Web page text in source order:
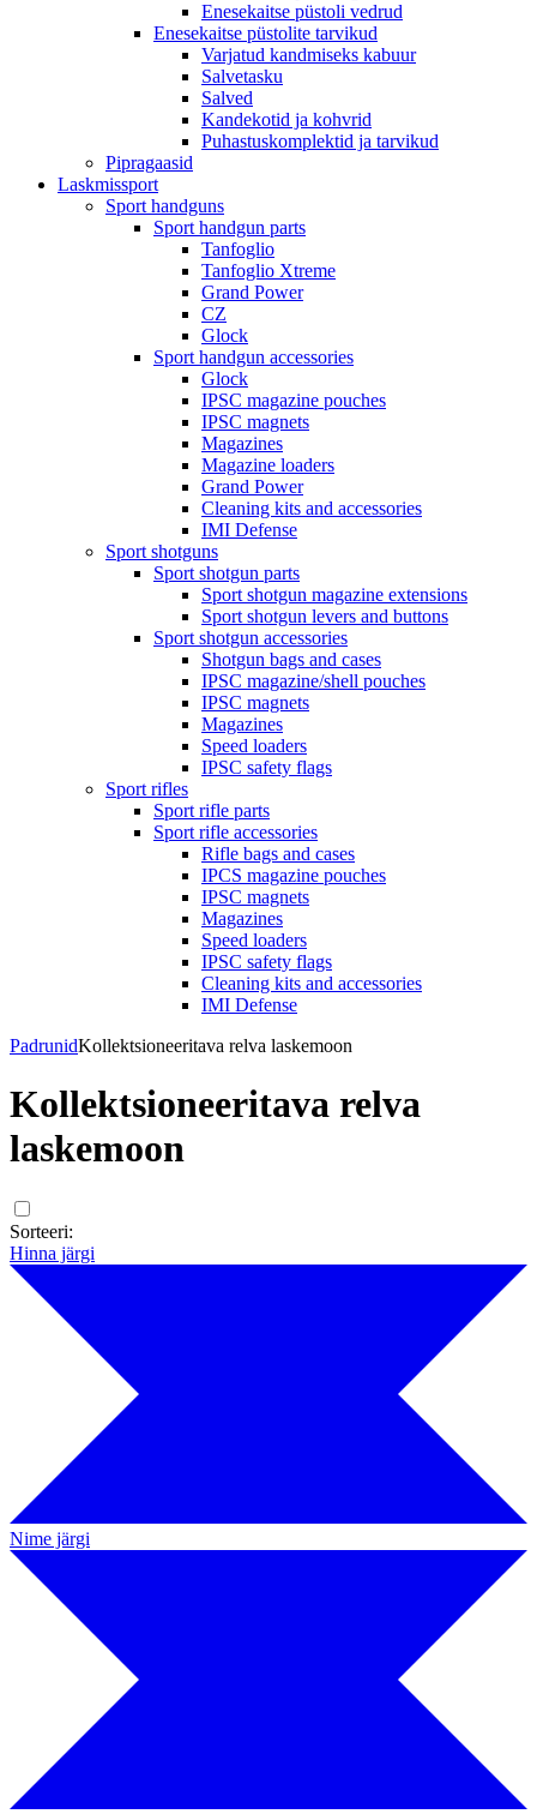
Enesekaitse püstoli vedrud
Enesekaitse püstolite tarvikud
Varjatud kandmiseks kabuur
Salvetasku
Salved
Kandekotid ja kohvrid
Puhastuskomplektid ja tarvikud
Pipragaasid
Laskmissport
Sport handguns
Sport handgun parts
Tanfoglio
Tanfoglio Xtreme
Grand Power
CZ
Glock
Sport handgun accessories
Glock
IPSC magazine pouches
IPSC magnets
Magazines
Magazine loaders
Grand Power
Cleaning kits and accessories
IMI Defense
Sport shotguns
Sport shotgun parts
Sport shotgun magazine extensions
Sport shotgun levers and buttons
Sport shotgun accessories
Shotgun bags and cases
IPSC magazine/shell pouches
IPSC magnets
Magazines
Speed loaders
IPSC safety flags
Sport rifles
Sport rifle parts
Sport rifle accessories
Rifle bags and cases
IPCS magazine pouches
IPSC magnets
Magazines
Speed loaders
IPSC safety flags
Cleaning kits and accessories
IMI Defense
PadrunidKollektsioneeritava relva laskemoon
Kollektsioneeritava relva
laskemoon
Sorteeri:
Hinna järgi
Nime järgi